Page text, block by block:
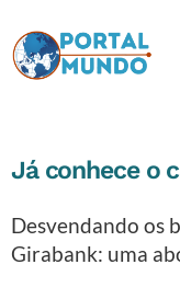
Já conhece o
Desvendando os
Girabank: uma